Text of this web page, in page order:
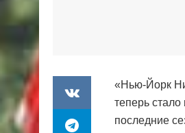
«Нью-Йорк
теперь
последние